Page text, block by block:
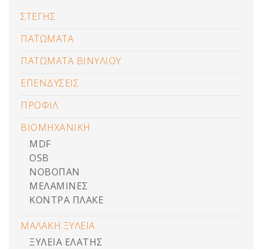
ΣΤΕΓΗΣ
ΠΑΤΩΜΑΤΑ
ΠΑΤΩΜΑΤΑ ΒΙΝΥΛΙΟΥ
ΕΠΕΝΔΥΣΕΙΣ
ΠΡΟΦΙΛ
ΒΙΟΜΗΧΑΝΙΚΗ
MDF
OSB
ΝΟΒΟΠΑΝ
ΜΕΛΑΜΙΝΕΣ
ΚΟΝΤΡΑ ΠΛΑΚΕ
ΜΑΛΑΚΗ ΞΥΛΕΙΑ
ΞΥΛΕΙΑ ΕΛΑΤΗΣ